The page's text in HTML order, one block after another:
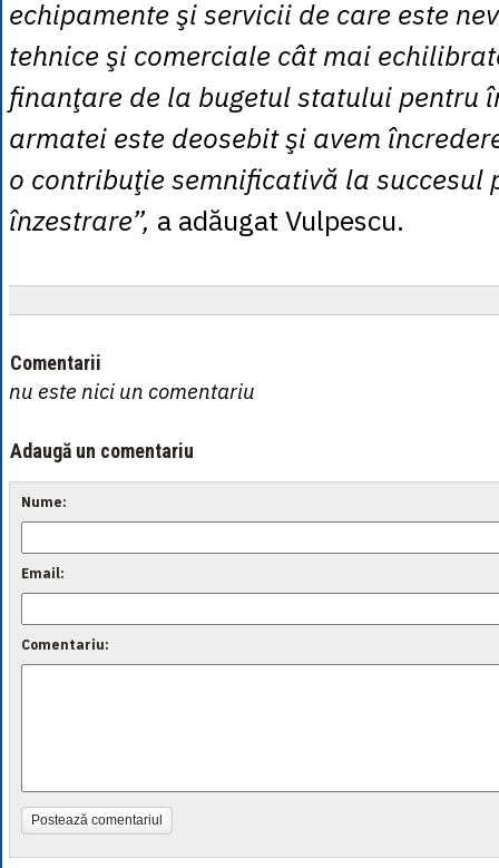
echipamente şi servicii de care este
tehnice şi comerciale cât mai
finanţare de la bugetul statului pentru
armatei este deosebit şi avem
o contribuţie semnificativă la succesul
înzestrare”, a adăugat Vulpescu.
Comentarii
nu este nici un comentariu
Adaugă un comentariu
Nume:
Email:
Comentariu:
Postează comentariul